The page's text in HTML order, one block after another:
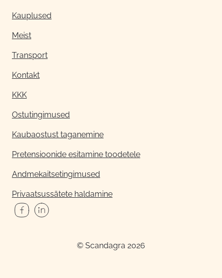
Kauplused
Meist
Transport
Kontakt
KKK
Ostutingimused
Kaubaostust taganemine
Pretensioonide esitamine toodetele
Andmekaitsetingimused
Privaatsussätete haldamine
© Scandagra 2026